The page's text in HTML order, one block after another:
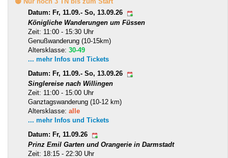
Datum: Fr, 11.09.- So, 13.09.26
Königliche Wanderungen um Füssen
Zeit: 11:00 - 15:30 Uhr
Genußwanderung (10-15km)
Altersklasse: 30-49
... mehr Infos und Tickets
Datum: Fr, 11.09.- So, 13.09.26
Singlereise nach Willingen
Zeit: 11:00 - 15:00 Uhr
Ganztagswanderung (10-12 km)
Altersklasse: alle
... mehr Infos und Tickets
Datum: Fr, 11.09.26
Prinz Emil Garten und Orangerie in Darmstadt
Zeit: 18:15 - 22:30 Uhr